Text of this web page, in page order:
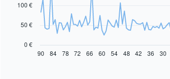
points.
gráfico
muestra
0 €
50 €
100 €
90 60 30
84 78 72 66 54 48 42 36